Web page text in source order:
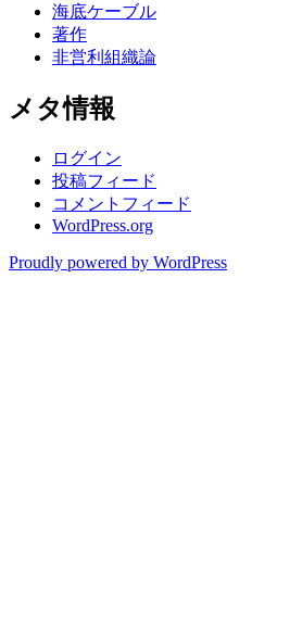
海底ケーブル
著作
非営利組織論
メタ情報
ログイン
投稿フィード
コメントフィード
WordPress.org
Proudly powered by WordPress